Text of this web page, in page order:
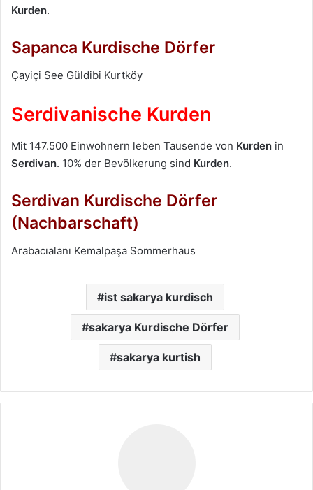
Kurden.
Sapanca Kurdische Dörfer
Çayiçi See Güldibi Kurtköy
Serdivanische Kurden
Mit 147.500 Einwohnern leben Tausende von Kurden in
Serdivan. 10% der Bevölkerung sind Kurden.
Serdivan Kurdische Dörfer
(Nachbarschaft)
Arabacıalanı Kemalpaşa Sommerhaus
ist sakarya kurdisch
sakarya Kurdische Dörfer
sakarya kurtish